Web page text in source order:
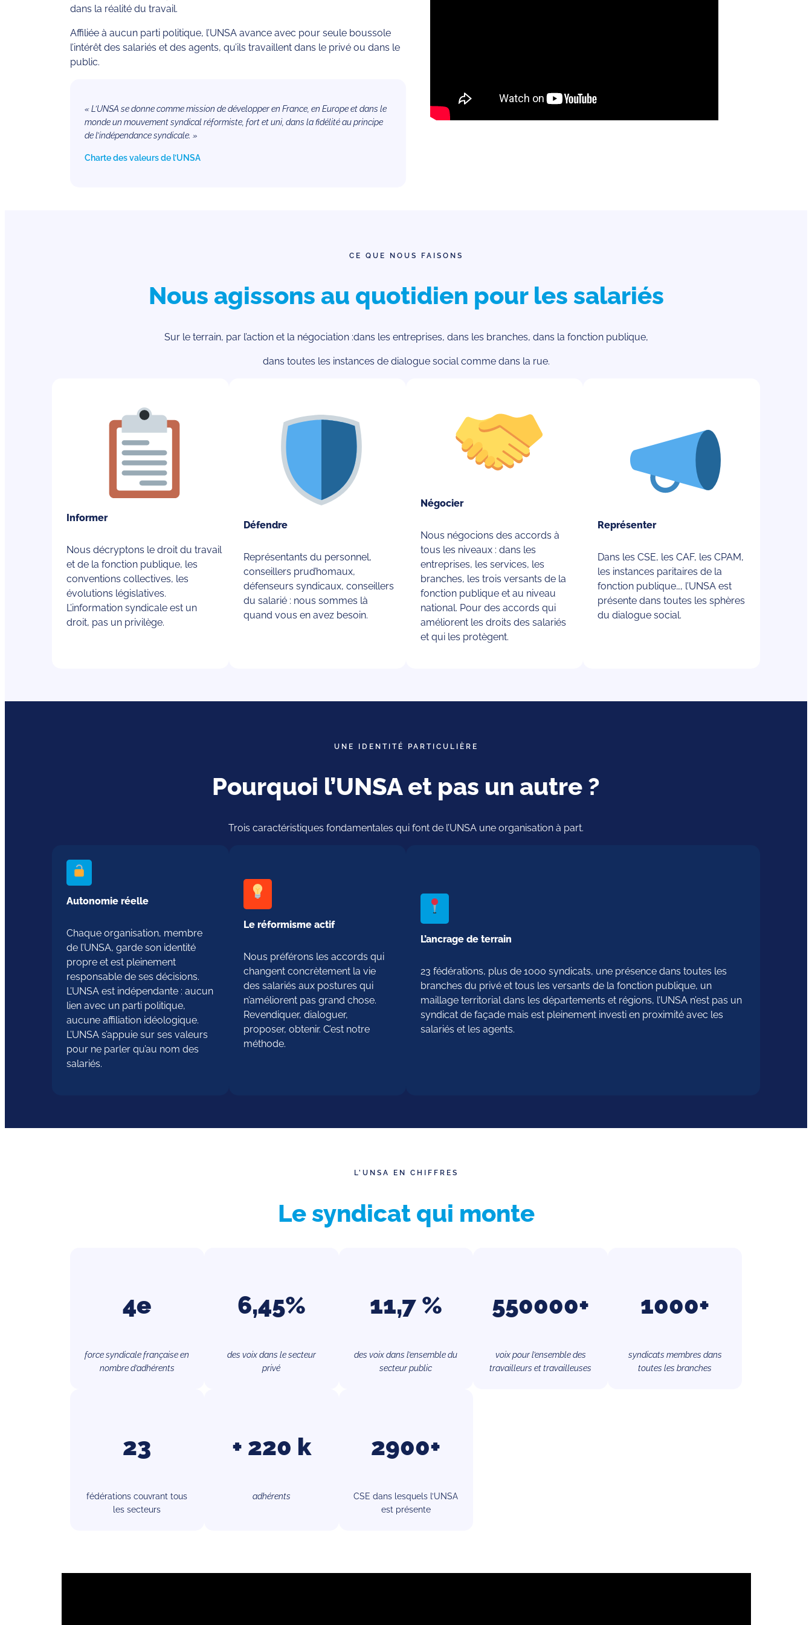
dans la réalité du travail.
Affiliée à aucun parti politique, l’UNSA avance avec pour seule boussole
l’intérêt des salariés et des agents, qu’ils travaillent dans le privé ou dans le
public.
« L’UNSA se donne comme mission de développer en France, en Europe et dans le
monde un mouvement syndical réformiste, fort et uni, dans la fidélité au principe
de l’indépendance syndicale. »
Charte des valeurs de l’UNSA
CE QUE NOUS FAISONS
Nous agissons au quotidien pour les salariés
Sur le terrain, par l’action et la négociation :dans les entreprises, dans les branches, dans la fonction publique,
dans toutes les instances de dialogue social comme dans la rue.
Informer
Nous décryptons le droit du travail
et de la fonction publique, les
conventions collectives, les
évolutions législatives.
L’information syndicale est un
droit, pas un privilège.
Défendre
Représentants du personnel,
conseillers prud’homaux,
défenseurs syndicaux, conseillers
du salarié : nous sommes là
quand vous en avez besoin.
Négocier
Nous négocions des accords à
tous les niveaux : dans les
entreprises, les services, les
branches, les trois versants de la
fonction publique et au niveau
national. Pour des accords qui
améliorent les droits des salariés
et qui les protègent.
Représenter
Dans les CSE, les CAF, les CPAM,
les instances paritaires de la
fonction publique…, l’UNSA est
présente dans toutes les sphères
du dialogue social.
UNE IDENTITÉ PARTICULIÈRE
Pourquoi l’UNSA et pas un autre ?
Trois caractéristiques fondamentales qui font de l’UNSA une organisation à part.
Autonomie réelle
Chaque organisation, membre
de l’UNSA, garde son identité
propre et est pleinement
responsable de ses décisions.
L’UNSA est indépendante : aucun
lien avec un parti politique,
aucune affiliation idéologique.
L’UNSA s’appuie sur ses valeurs
pour ne parler qu’au nom des
salariés.
Le réformisme actif
Nous préférons les accords qui
changent concrètement la vie
des salariés aux postures qui
n’améliorent pas grand chose.
Revendiquer, dialoguer,
proposer, obtenir. C’est notre
méthode.
L’ancrage de terrain
23 fédérations, plus de 1000 syndicats, une présence dans toutes les
branches du privé et tous les versants de la fonction publique, un
maillage territorial dans les départements et régions, l’UNSA n’est pas un
syndicat de façade mais est pleinement investi en proximité avec les
salariés et les agents.
L’UNSA EN CHIFFRES
Le syndicat qui monte
4e
force syndicale française en
nombre d’adhérents
6,45%
des voix dans le secteur
privé
11,7 %
des voix dans l’ensemble du
secteur public
550000+
voix pour l’ensemble des
travailleurs et travailleuses
1000+
syndicats membres dans
toutes les branches
23
fédérations couvrant tous
les secteurs
+ 220 k
adhérents
2900+
CSE dans lesquels l’UNSA
est présente